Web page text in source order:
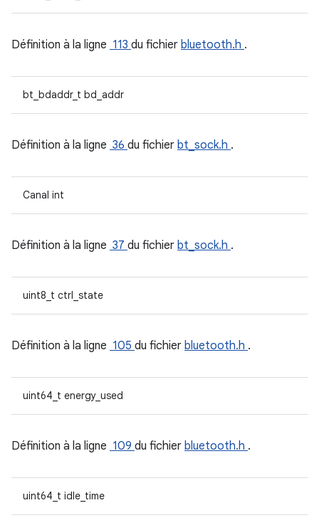
Définition à la ligne 113 du fichier bluetooth.h .
bt_bdaddr_t bd_addr
Définition à la ligne 36 du fichier bt_sock.h .
Canal int
Définition à la ligne 37 du fichier bt_sock.h .
uint8_t ctrl_state
Définition à la ligne 105 du fichier bluetooth.h .
uint64_t energy_used
Définition à la ligne 109 du fichier bluetooth.h .
uint64_t idle_time